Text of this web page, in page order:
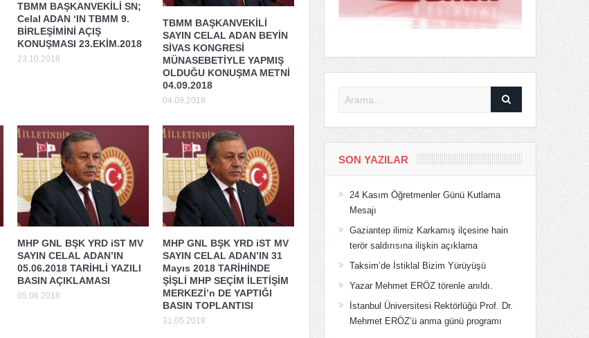
TBMM BAŞKANVEKİLİ SN;
Celal ADAN ‘IN TBMM 9.
BİRLEŞİMİNİ AÇIŞ
KONUŞMASI 23.EKİM.2018
23.10.2018
TBMM BAŞKANVEKİLİ
SAYIN CELAL ADAN BEYİN
SİVAS KONGRESİ
MÜNASEBETİYLE YAPMIŞ
OLDUĞU KONUŞMA METNİ
04.09.2018
04.09.2018
MHP GNL BŞK YRD iST MV
SAYIN CELAL ADAN’IN
05.06.2018 TARİHLİ YAZILI
BASIN AÇIKLAMASI
05.06.2018
MHP GNL BŞK YRD iST MV
SAYIN CELAL ADAN’IN 31
Mayıs 2018 TARİHİNDE
ŞİŞLİ MHP SEÇİM İLETİŞİM
MERKEZİ’n DE YAPTIĞI
BASIN TOPLANTISI
31.05.2018
SON YAZILAR
24 Kasım Öğretmenler Günü Kutlama
Mesajı
Gaziantep ilimiz Karkamış ilçesine hain
terör saldırısına ilişkin açıklama
Taksim’de İstiklal Bizim Yürüyüşü
Yazar Mehmet ERÖZ törenle anıldı.
İstanbul Üniversitesi Rektörlüğü Prof. Dr.
Mehmet ERÖZ’ü anma günü programı